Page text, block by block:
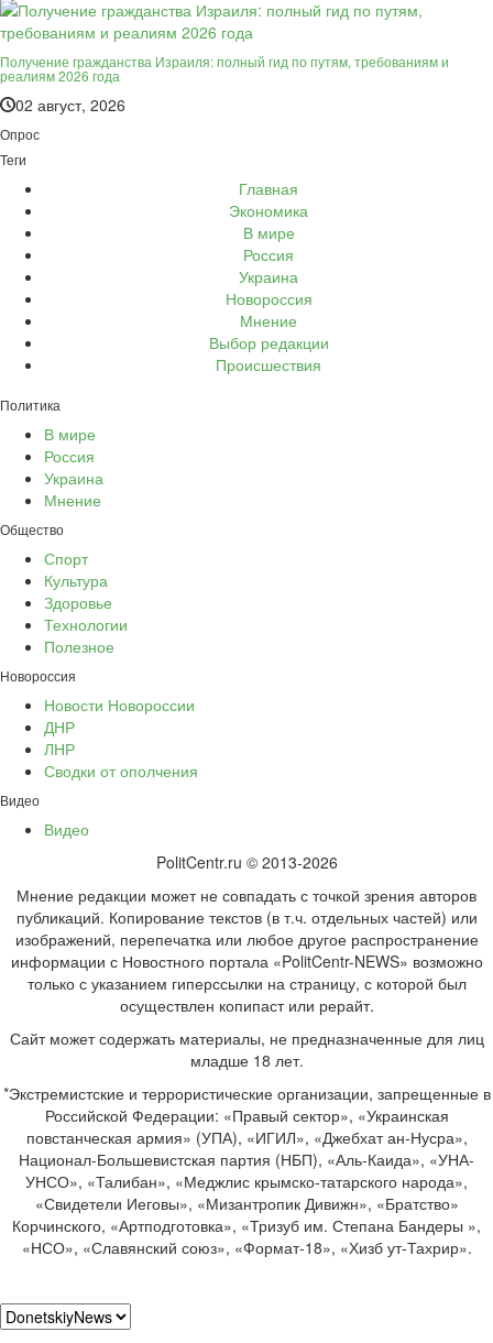
Получение гражданства Израиля: полный гид по путям, требованиям и
реалиям 2026 года
02 август, 2026
Опрос
Теги
Главная
Экономика
В мире
Россия
Украина
Новороссия
Мнение
Выбор редакции
Происшествия
Политика
В мире
Россия
Украина
Мнение
Общество
Спорт
Культура
Здоровье
Технологии
Полезное
Новороссия
Новости Новороссии
ДНР
ЛНР
Сводки от ополчения
Видео
Видео
PolitCentr.ru © 2013-2026
Мнение редакции может не совпадать с точкой зрения авторов
публикаций. Копирование текстов (в т.ч. отдельных частей) или
изображений, перепечатка или любое другое распространение
информации с Новостного портала «PolitCentr-NEWS» возможно
только с указанием гиперссылки на страницу, с которой был
осуществлен копипаст или рерайт.
Сайт может содержать материалы, не предназначенные для лиц
младше 18 лет.
*Экстремистские и террористические организации, запрещенные в
Российской Федерации: «Правый сектор», «Украинская
повстанческая армия» (УПА), «ИГИЛ», «Джебхат ан-Нусра»,
Национал-Большевистская партия (НБП), «Аль-Каида», «УНА-
УНСО», «Талибан», «Меджлис крымско-татарского народа»,
«Свидетели Иеговы», «Мизантропик Дивижн», «Братство»
Корчинского, «Артподготовка», «Тризуб им. Степана Бандеры »,
«НСО», «Славянский союз», «Формат-18», «Хизб ут-Тахрир».